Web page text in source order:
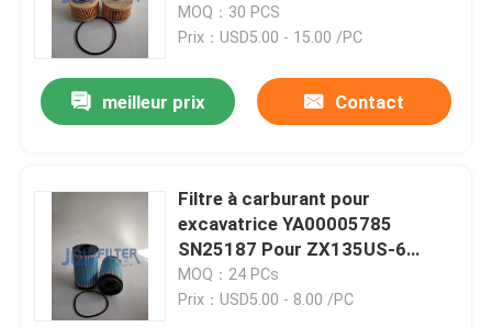
vidéo
filtrer le carburant des engins de
chasse.
MOQ：30 PCS
Prix：USD5.00 - 15.00 /PC
meilleur prix Contact
Filtre à carburant pour
excavatrice YA00005785
SN25187 Pour ZX135US-6
ZX160LC-6 ZX170W-6 ZX190-6
ZX530-7LCH
MOQ：24 PCs
Prix：USD5.00 - 8.00 /PC